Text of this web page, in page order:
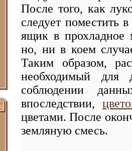
После того, как
следует поместить
ящик в прохладное
но, ни в коем
Таким образом,
необходимый для
соблюдении
впоследствии,
цветами. После
земляную смесь.